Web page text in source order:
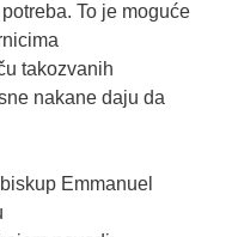
To je moguće
takozvanih
nakane daju da
Emmanuel